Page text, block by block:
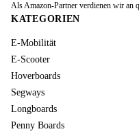
Als Amazon-Partner verdienen wir an
KATEGORIEN
E-Mobilität
E-Scooter
Hoverboards
Segways
Longboards
Penny Boards